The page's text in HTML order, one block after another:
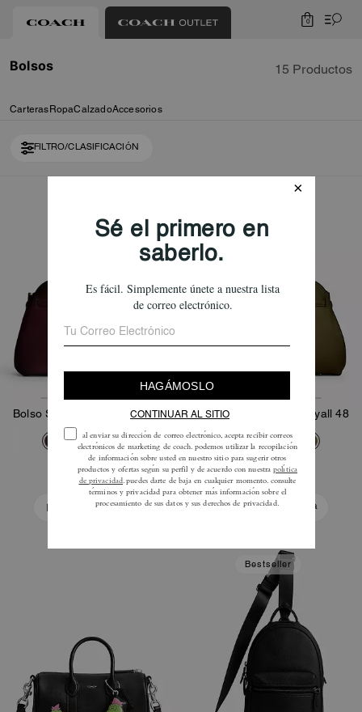
0
Bolsos 15 Productos
Carteras RopaCalzadoAccesorios
FILTRO/CLASIFICACIÓN
Bolso Soft Empire Carryall 48
600 € 850 €
Añadir A La Cesta
Bolso Soft Empire Carryall 48
600 € 850 €
Añadir A La Cesta
Bestseller